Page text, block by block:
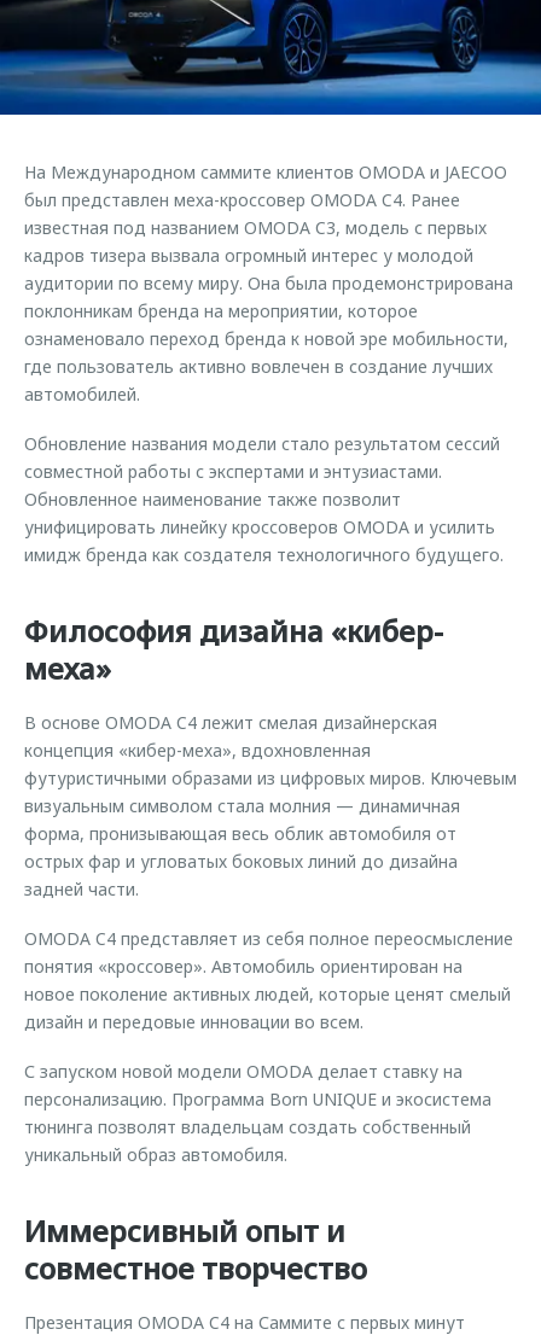
Страхование
Кредитный калькулятор
Оригинальные аксессуары
Запчасти
Трейд-ин
Калькулятор трейд-ин
Клиентская поддержка
O&J Автоклуб
Клуб владельцев OMODA
Аксессуары
Одежда и сувениры
Оригинальные аксессуары
Запчасти
Обратная связь
На Международном саммите клиентов OMODA и JAECOO
был представлен меха-кроссовер OMODA C4. Ранее
известная под названием OMODA C3, модель с первых
кадров тизера вызвала огромный интерес у молодой
аудитории по всему миру. Она была продемонстрирована
поклонникам бренда на мероприятии, которое
ознаменовало переход бренда к новой эре мобильности,
где пользователь активно вовлечен в создание лучших
автомобилей.
Обновление названия модели стало результатом сессий
совместной работы с экспертами и энтузиастами.
Обновленное наименование также позволит
унифицировать линейку кроссоверов OMODA и усилить
имидж бренда как создателя технологичного будущего.
Философия дизайна «кибер-
меха»
В основе OMODA C4 лежит смелая дизайнерская
концепция «кибер-меха», вдохновленная
футуристичными образами из цифровых миров. Ключевым
визуальным символом стала молния — динамичная
форма, пронизывающая весь облик автомобиля от
острых фар и угловатых боковых линий до дизайна
задней части.
OMODA C4 представляет из себя полное переосмысление
понятия «кроссовер». Автомобиль ориентирован на
новое поколение активных людей, которые ценят смелый
дизайн и передовые инновации во всем.
С запуском новой модели OMODA делает ставку на
персонализацию. Программа Born UNIQUE и экосистема
тюнинга позволят владельцам создать собственный
уникальный образ автомобиля.
Иммерсивный опыт и
совместное творчество
Презентация OMODA C4 на Саммите с первых минут